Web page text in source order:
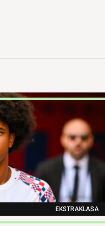
EKSTRAKLASA